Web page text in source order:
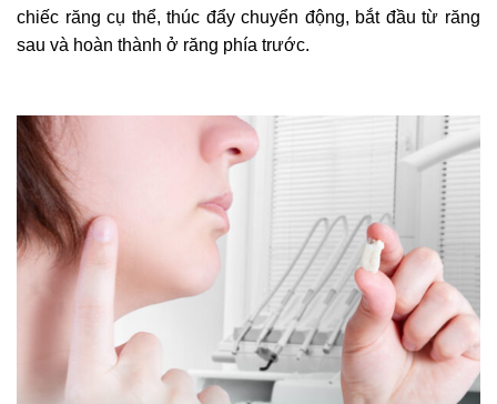
chiếc răng cụ thể, thúc đẩy chuyển động, bắt đầu từ răng
sau và hoàn thành ở răng phía trước.